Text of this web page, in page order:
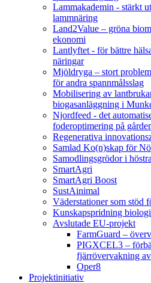
Lammakademin - stärkt
lammnäring
Land2Value – gröna
ekonomi
Lantlyftet - för bättre
näringar
Mjöldryga – stort
för andra spannmålsslag
Mobilisering av
biogasanläggning i
Njordfeed - det
foderoptimering på
Regenerativa
Samlad Ko(n)skap för
Samodlingsgrödor i
SmartAgri
SmartAgri Boost
SustAinimal
Väderstationer som stöd
Kunskapspridning
Avslutade EU-projekt
FarmGuard –
PIGXCEL3 –
fjärrövervakning
Oper8
Projektinitiativ